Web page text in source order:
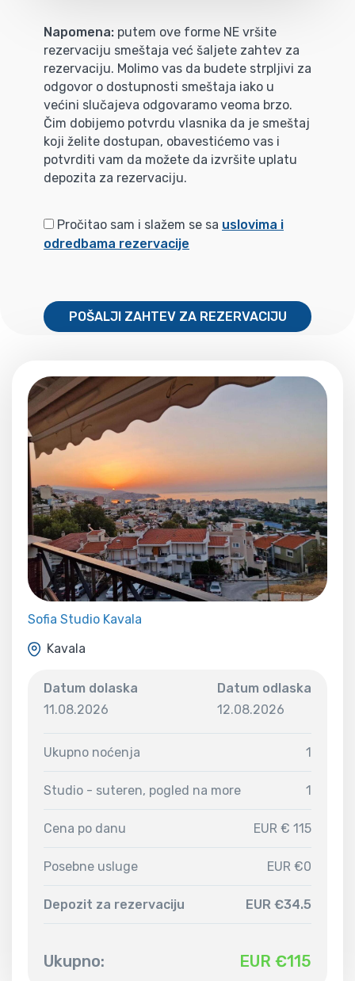
Napomena: putem ove forme NE vršite
rezervaciju smeštaja već šaljete zahtev za
rezervaciju. Molimo vas da budete strpljivi za
odgovor o dostupnosti smeštaja iako u
većini slučajeva odgovaramo veoma brzo.
Čim dobijemo potvrdu vlasnika da je smeštaj
koji želite dostupan, obavestićemo vas i
potvrditi vam da možete da izvršite uplatu
depozita za rezervaciju.
Pročitao sam i slažem se sa uslovima i
odredbama rezervacije
POŠALJI ZAHTEV ZA REZERVACIJU
Sofia Studio Kavala
Kavala
Datum dolaska
11.08.2026
Datum odlaska
12.08.2026
Ukupno noćenja 1
Studio - suteren, pogled na more 1
Cena po danu EUR € 115
Posebne usluge EUR €0
Depozit za rezervaciju EUR €34.5
Ukupno: EUR €115